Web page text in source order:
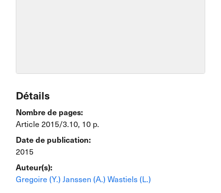
Détails
Nombre de pages:
Article 2015/3.10, 10 p.
Date de publication:
2015
Auteur(s):
Gregoire (Y.) Janssen (A.) Wastiels (L.)